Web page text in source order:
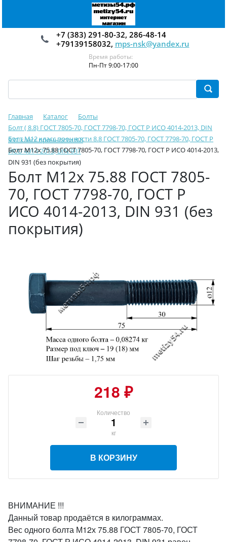
+7 (383) 291-80-32, 286-48-14
+79139158032, mps-nsk@yandex.ru
Время работы:
Пн-Пт 9:00-17:00
Главная Каталог
Болты
Болт ( 8.8) ГОСТ 7805-70, ГОСТ 7798-70, ГОСТ Р ИСО 4014-2013, DIN
931 класс прочности 8.8
Болт М12 класс прочности 8.8 ГОСТ 7805-70, ГОСТ 7798-70, ГОСТ Р
ИСО 4014-2013, DIN 931
Болт М12х 75.88 ГОСТ 7805-70, ГОСТ 7798-70, ГОСТ Р ИСО 4014-2013,
DIN 931 (без покрытия)
Болт М12х 75.88 ГОСТ 7805-
70, ГОСТ 7798-70, ГОСТ Р
ИСО 4014-2013, DIN 931 (без
покрытия)
218 ₽
Количество
кг
В КОРЗИНУ
ВНИМАНИЕ !!!
Данный товар продаётся в килограммах.
Вес одного болта М12х 75.88 ГОСТ 7805-70, ГОСТ